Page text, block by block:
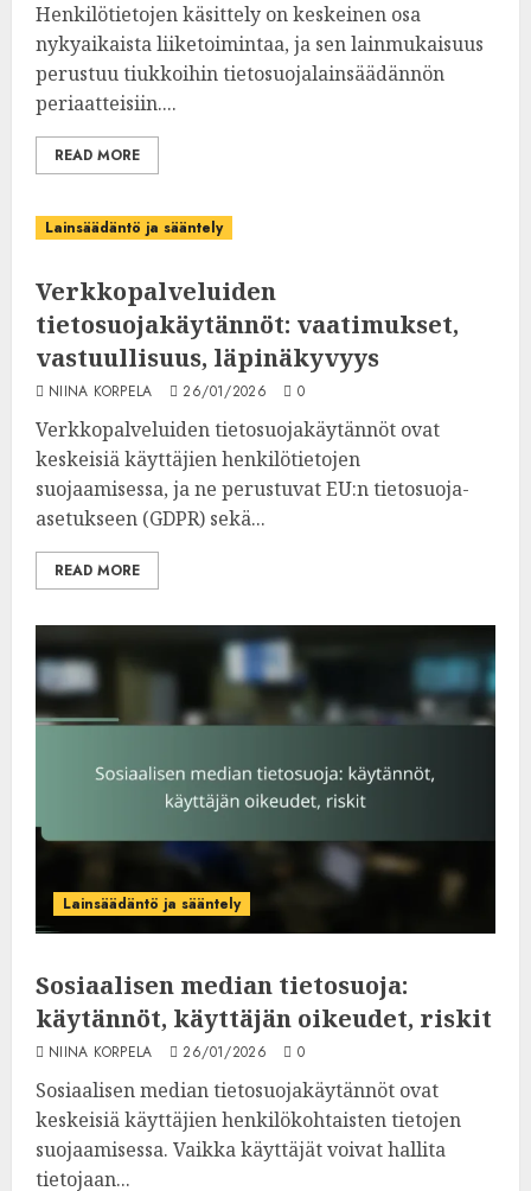
Henkilötietojen käsittely on keskeinen osa
nykyaikaista liiketoimintaa, ja sen lainmukaisuus
perustuu tiukkoihin tietosuojalainsäädännön
periaatteisiin....
READ MORE
Lainsäädäntö ja sääntely
Verkkopalveluiden
tietosuojakäytännöt: vaatimukset,
vastuullisuus, läpinäkyvyys
NIINA KORPELA 26/01/2026 0
Verkkopalveluiden tietosuojakäytännöt ovat
keskeisiä käyttäjien henkilötietojen
suojaamisessa, ja ne perustuvat EU:n tietosuoja-
asetukseen (GDPR) sekä...
READ MORE
Lainsäädäntö ja sääntely
Sosiaalisen median tietosuoja:
käytännöt, käyttäjän oikeudet, riskit
NIINA KORPELA 26/01/2026 0
Sosiaalisen median tietosuojakäytännöt ovat
keskeisiä käyttäjien henkilökohtaisten tietojen
suojaamisessa. Vaikka käyttäjät voivat hallita
tietojaan...